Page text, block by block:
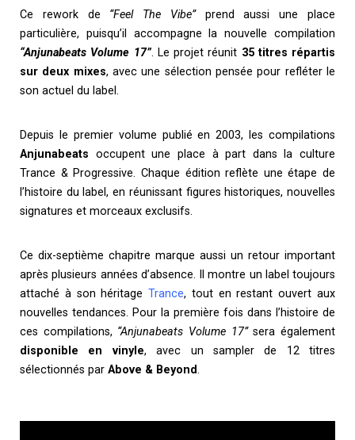
Ce rework de “Feel The Vibe”prend aussi une place
particulière, puisqu’il accompagne la nouvelle compilation
“Anjunabeats Volume 17”. Le projet réunit 35 titres répartis
sur deux mixes, avec une sélection pensée pour refléter le
son actuel du label.
Depuis le premier volume publié en 2003, les compilations
Anjunabeats occupent une place à part dans la culture
Trance & Progressive. Chaque édition reflète une étape de
l’histoire du label, en réunissant figures historiques, nouvelles
signatures et morceaux exclusifs.
Ce dix-septième chapitre marque aussi un retour important
après plusieurs années d’absence. Il montre un label toujours
attaché à son héritageTrance, tout en restant ouvert aux
nouvelles tendances. Pour la première fois dans l’histoire de
ces compilations, “Anjunabeats Volume 17”sera également
disponible en vinyle, avec un sampler de 12 titres
sélectionnés par Above & Beyond.